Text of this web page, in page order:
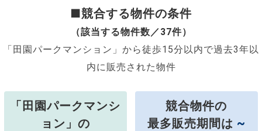
■競合する物件の条件
（該当する物件数／37件）
「田園パークマンション」から徒歩15分以内で過去3年以
内に販売された物件
「田園パークマンシ
ョン」の
競合物件の
最多販売期間は ~